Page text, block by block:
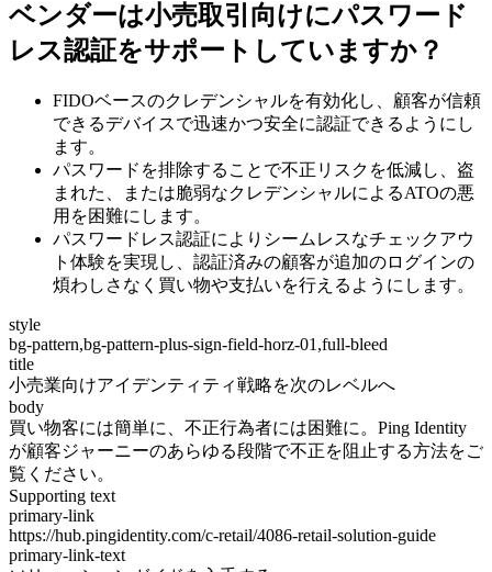
ベンダーは小売取引向けにパスワード
レス認証をサポートしていますか？
FIDOベースのクレデンシャルを有効化し、顧客が信頼
できるデバイスで迅速かつ安全に認証できるようにし
ます。
パスワードを排除することで不正リスクを低減し、盗
まれた、または脆弱なクレデンシャルによるATOの悪
用を困難にします。
パスワードレス認証によりシームレスなチェックアウ
ト体験を実現し、認証済みの顧客が追加のログインの
煩わしさなく買い物や支払いを行えるようにします。
style
bg-pattern,bg-pattern-plus-sign-field-horz-01,full-bleed
title
小売業向けアイデンティティ戦略を次のレベルへ
body
買い物客には簡単に、不正行為者には困難に。Ping Identity
が顧客ジャーニーのあらゆる段階で不正を阻止する方法をご
覧ください。
Supporting text
primary-link
https://hub.pingidentity.com/c-retail/4086-retail-solution-guide
primary-link-text